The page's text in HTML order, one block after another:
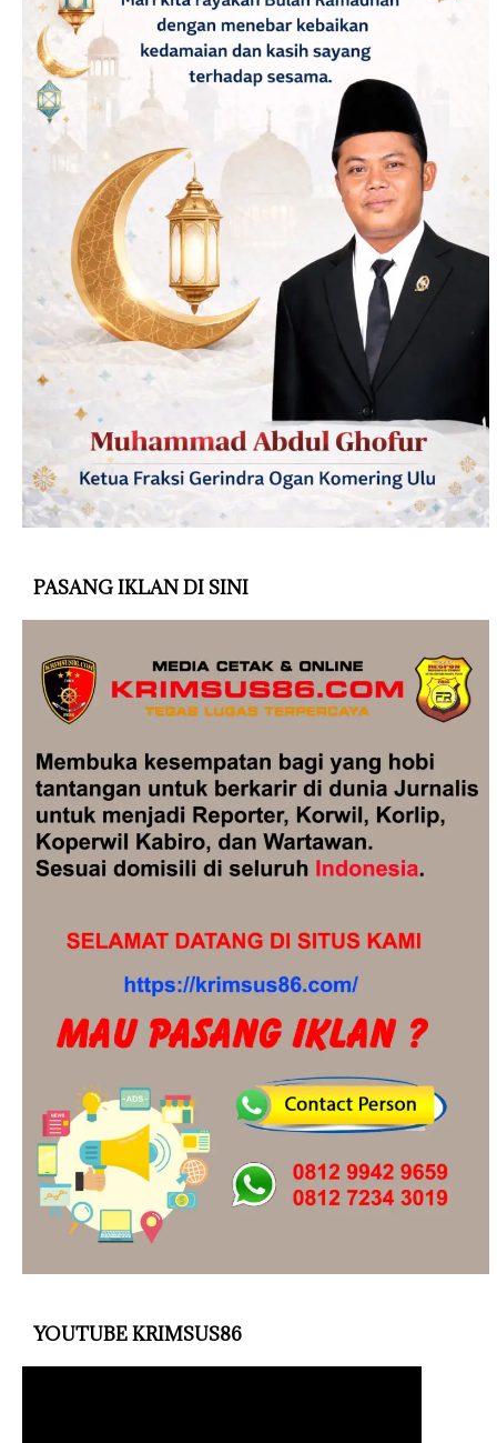
PASANG IKLAN DI SINI
YOUTUBE KRIMSUS86